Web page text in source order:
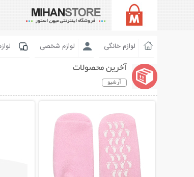
لوازم خانگی لوازم شخصی
آخرین محصولات
آرشیو